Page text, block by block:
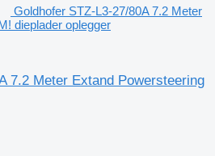
Goldhofer STZ-L3-27/80A 7.2 Meter
dieplader oplegger
7.2 Meter Extand Powersteering